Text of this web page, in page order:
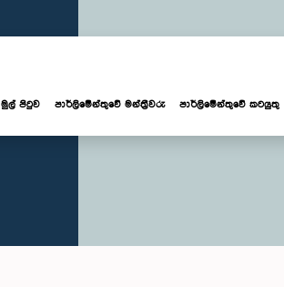
මුල් පිටුව පාර්ලි‌මේන්තුවේ මන්ත්‍රීවරු පාර්ලිමේන්තුවේ කටයුතු